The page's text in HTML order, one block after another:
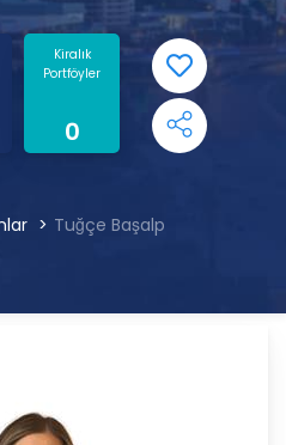
Kiralık
Portföyler
0
Tuğçe Başalp